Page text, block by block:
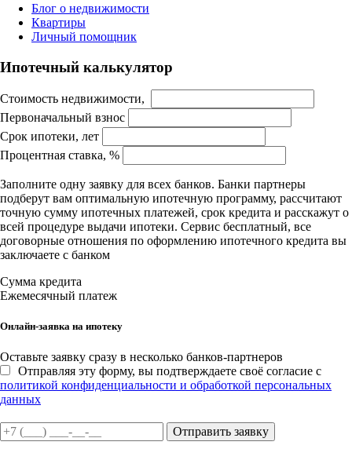
Блог о недвижимости
Квартиры
Личный помощник
Ипотечный калькулятор
Стоимость недвижимости,
Первоначальный взнос
Срок ипотеки, лет
Процентная ставка, %
Заполните одну заявку для всех банков. Банки партнеры
подберут вам оптимальную ипотечную программу, рассчитают
точную сумму ипотечных платежей, срок кредита и расскажут о
всей процедуре выдачи ипотеки. Сервис бесплатный, все
договорные отношения по оформлению ипотечного кредита вы
заключаете с банком
Сумма кредита
Ежемесячный платеж
Онлайн-заявка на ипотеку
Оставьте заявку сразу в несколько банков-партнеров
Отправляя эту форму, вы подтверждаете своё согласие с
политикой конфиденциальности и обработкой персональных
данных
Отправить заявку